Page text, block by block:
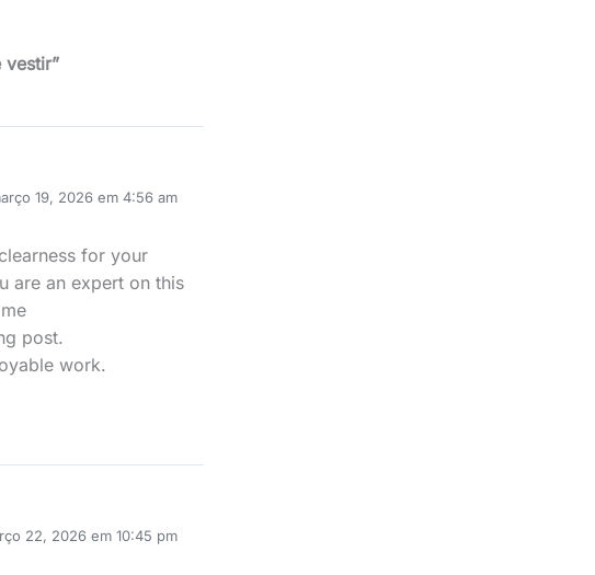
19, 2026 em 4:56 am
for your
are an expert on this
post.
work.
22, 2026 em 10:45 pm